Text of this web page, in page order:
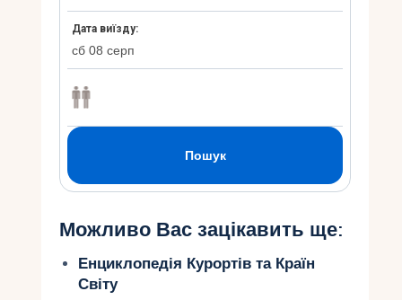
Можливо Вас зацікавить ще:
Енциклопедія Курортів та Країн
Світу